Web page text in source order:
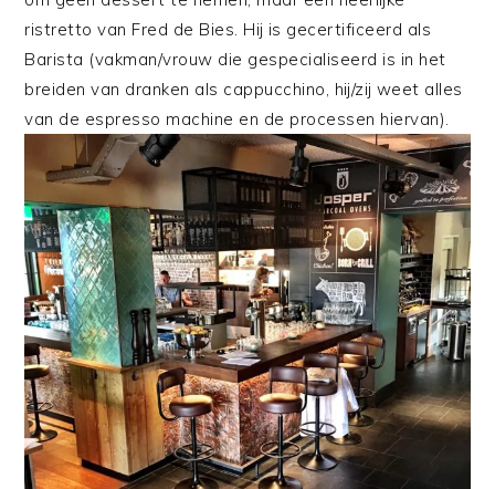
ristretto van Fred de Bies. Hij is gecertificeerd als
Barista (vakman/vrouw die gespecialiseerd is in het
breiden van dranken als cappucchino, hij/zij weet alles
van de espresso machine en de processen hiervan).